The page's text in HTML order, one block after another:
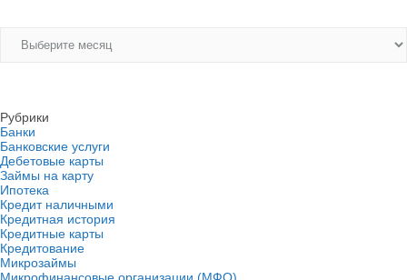
Рубрики
Банки
Банковские услуги
Дебетовые карты
Займы на карту
Ипотека
Кредит наличными
Кредитная история
Кредитные карты
Кредитование
Микрозаймы